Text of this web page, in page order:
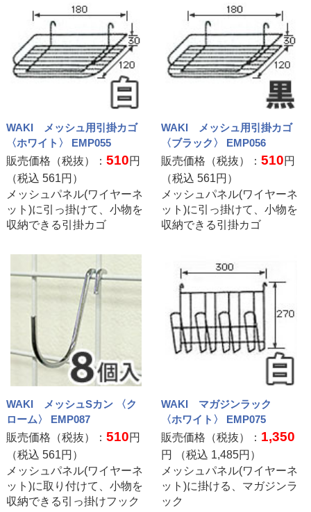
WAKI メッシュ用引掛カゴ
〈ホワイト〉 EMP055
販売価格（税抜）： 510円
（税込 561円）
メッシュパネル(ワイヤーネ
ット)に引っ掛けて、小物を
収納できる引掛カゴ
WAKI メッシュ用引掛カゴ
〈ブラック〉 EMP056
販売価格（税抜）：510円
（税込561円）
メッシュパネル(ワイヤーネ
ット)に引っ掛けて、小物を
収納できる引掛カゴ
WAKI メッシュSカン 〈ク
ローム〉 EMP087
販売価格（税抜）： 510円
（税込 561円）
メッシュパネル(ワイヤーネ
ット)に取り付けて、小物を
収納できる引っ掛けフック
WAKI マガジンラック
〈ホワイト〉 EMP075
販売価格（税抜）： 1,350
円 （税込 1,485円）
メッシュパネル(ワイヤーネ
ット)に掛ける、マガジンラ
ック